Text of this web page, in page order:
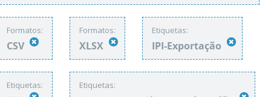
Formatos:
CSV
Formatos:
XLSX
Etiquetas:
IPI-Exportação
Etiquetas: Etiquetas: